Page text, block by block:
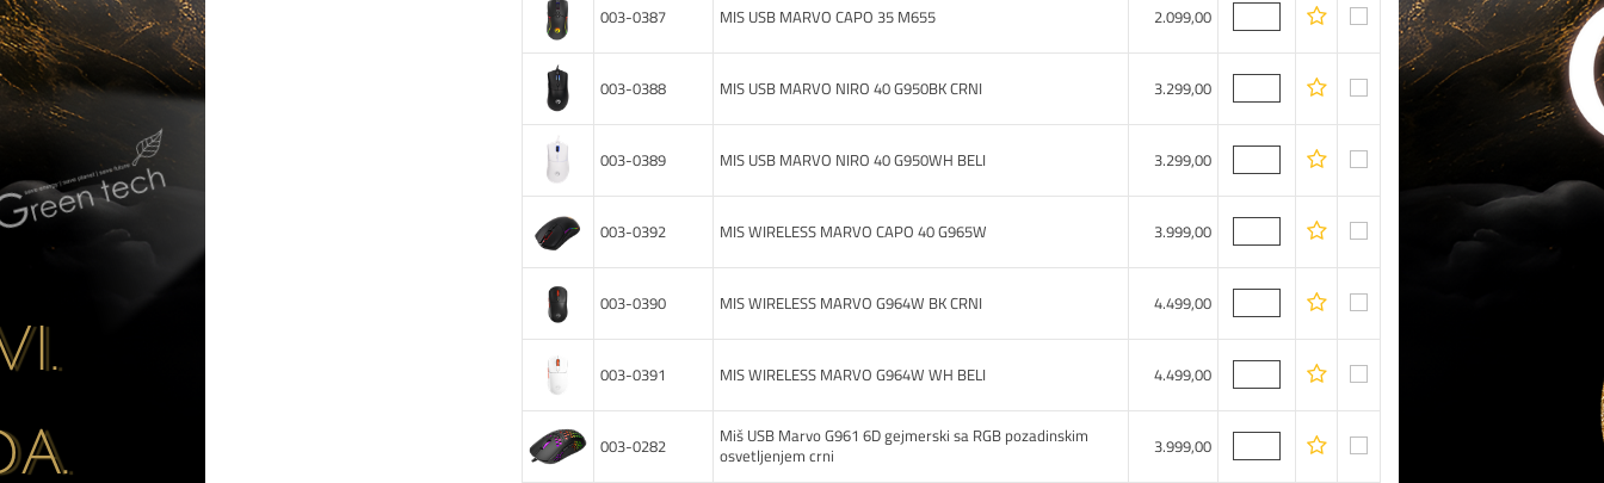
003-0387 MIS USB MARVO CAPO 35 M655 2.099,00
003-0388 MIS USB MARVO NIRO 40 G950BK CRNI 3.299,00
003-0389 MIS USB MARVO NIRO 40 G950WH BELI 3.299,00
003-0392 MIS WIRELESS MARVO CAPO 40 G965W 3.999,00
003-0390 MIS WIRELESS MARVO G964W BK CRNI 4.499,00
003-0391 MIS WIRELESS MARVO G964W WH BELI 4.499,00
003-0282
Miš USB Marvo G961 6D gejmerski sa RGB pozadinskim
osvetljenjem crni
3.999,00